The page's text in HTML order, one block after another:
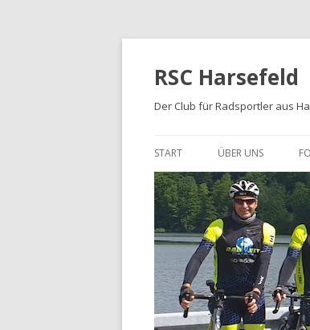
RSC Harsefeld
Der Club für Radsportler aus
START ÜBER UNS
ÜBER UNS
UNSERE STRECKEN
FOTOALBEN
PRESSE
TRIKOTS